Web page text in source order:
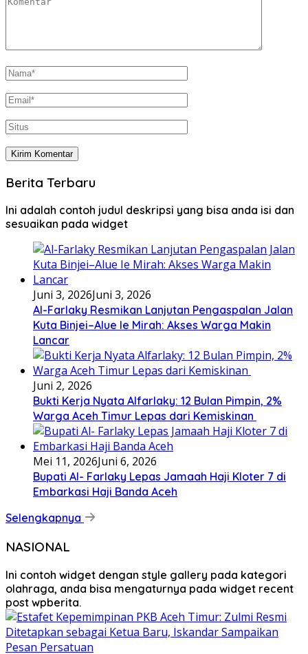
Berita Terbaru
Ini adalah contoh judul deskripsi yang bisa anda isi dan
sesuaikan pada widget
Juni 3, 2026Juni 3, 2026
Al-Farlaky Resmikan Lanjutan Pengaspalan Jalan
Kuta Binjei–Alue Ie Mirah: Akses Warga Makin
Lancar
Juni 2, 2026
Bukti Kerja Nyata Alfarlaky: 12 Bulan Pimpin, 2%
Warga Aceh Timur Lepas dari Kemiskinan ‎
Mei 11, 2026Juni 6, 2026
Bupati Al- Farlaky Lepas Jamaah Haji Kloter 7 di
Embarkasi Haji Banda Aceh
Selengkapnya
NASIONAL
Ini contoh widget dengan style gallery pada kategori
olahraga, anda bisa mengaturnya pada widget recent
post wpberita.